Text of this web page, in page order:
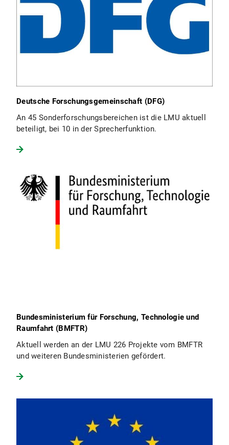
Deutsche Forschungsgemeinschaft (DFG)
An 45 Sonderforschungsbereichen ist die LMU aktuell
beteiligt, bei 10 in der Sprecherfunktion.
Bundesministerium für Forschung, Technologie und
Raumfahrt (BMFTR)
Aktuell werden an der LMU 226 Projekte vom BMFTR
und weiteren Bundesministerien gefördert.